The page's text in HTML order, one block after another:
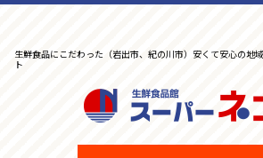
生鮮食品にこだわった（岩出市、紀の川市）安くて安心の地
ト